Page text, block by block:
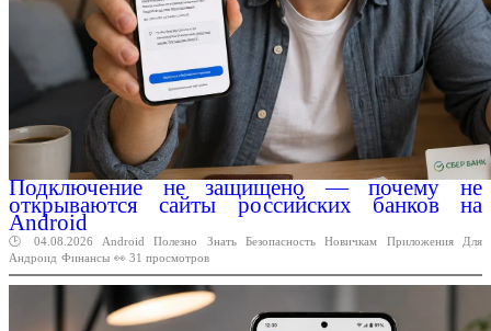
Подключение не защищено — почему не
открываются сайты российских банков на
Android
🕑 04.08.2026 Android Полезно Знать Безопасность Новичкам Приложения
Для
Андроид Финансы 👀 31 просмотров